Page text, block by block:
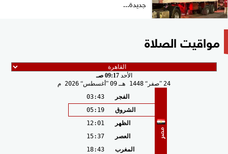
جديدة...
مواقيت الصلاة
الأحد09:17 صـ
24 صفر 1448 هـ 09 أغسطس 2026 م
مصر
الفجر
03:43
الشروق
05:19
الظهر
12:01
العصر
15:37
المغرب
18:43